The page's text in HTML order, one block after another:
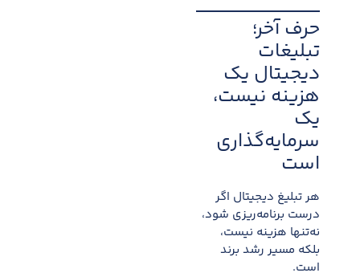
حرف آخر؛
تبلیغات
دیجیتال یک
هزینه نیست،
یک
سرمایه‌گذاری
است
هر تبلیغ دیجیتال اگر
درست برنامه‌ریزی شود،
نه‌تنها هزینه نیست،
بلکه مسیر رشد برند
است.